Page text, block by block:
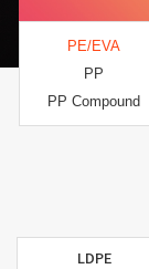
PE/EVA
PP
PP Compound
LDPE